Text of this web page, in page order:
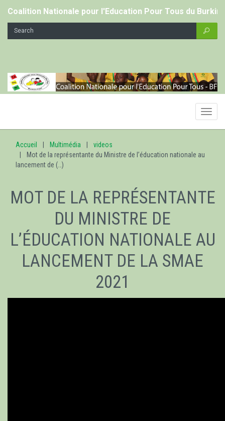
Coalition Nationale pour l'Education Pour Tous du
Accueil Multimédia
videos
Mot de la représentante du Ministre de l’éducation nationale au
lancement de (…)
MOT DE LA REPRÉSENTANTE
DU MINISTRE DE
L’ÉDUCATION NATIONALE AU
LANCEMENT DE LA SMAE
2021